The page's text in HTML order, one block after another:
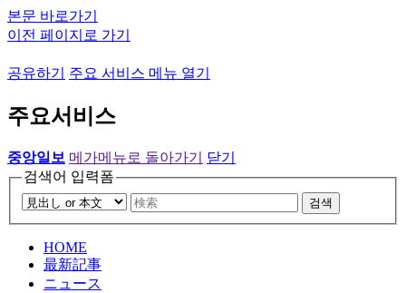
본문 바로가기
이전 페이지로 가기
공유하기 주요 서비스 메뉴 열기
주요서비스
중앙일보 메가메뉴로 돌아가기
닫기
검색어 입력폼
검색
HOME
最新記事
ニュース